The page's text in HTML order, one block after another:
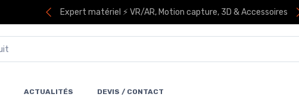
Expert matériel ⚡ VR/AR, Motion capture, 3D & Accessoires
ACTUALITÉS DEVIS / CONTACT